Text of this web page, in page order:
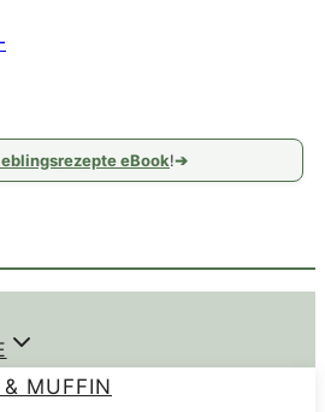
eBook!➔
MUFFIN